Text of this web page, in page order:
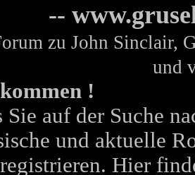
--
zu John Sinclair,
und
!
Sie auf der Suche
und aktuelle
Hier